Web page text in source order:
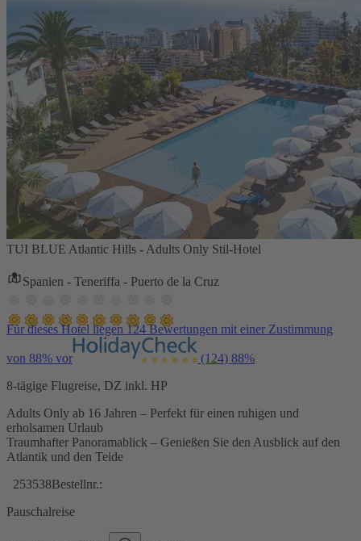
TUI BLUE Atlantic Hills - Adults Only Stil-Hotel
Spanien - Teneriffa - Puerto de la Cruz
Für dieses Hotel liegen 124 Bewertungen mit einer Zustimmung
von 88% vor (124) 88%
8-tägige Flugreise, DZ inkl. HP
Adults Only ab 16 Jahren – Perfekt für einen ruhigen und
erholsamen Urlaub
Traumhafter Panoramablick – Genießen Sie den Ausblick auf den
Atlantik und den Teide
253538Bestellnr.:
Pauschalreise